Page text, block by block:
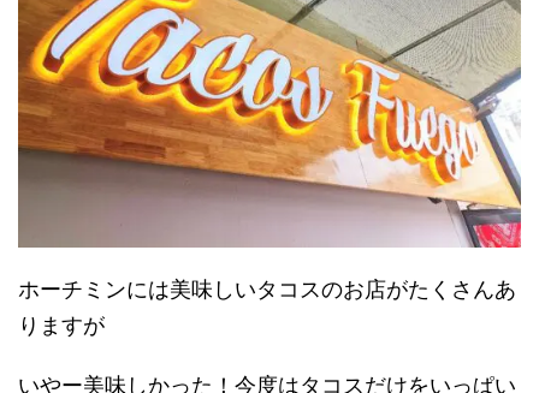
ホーチミンには美味しいタコスのお店がたくさんあ
りますが
いやー美味しかった！今度はタコスだけをいっぱい